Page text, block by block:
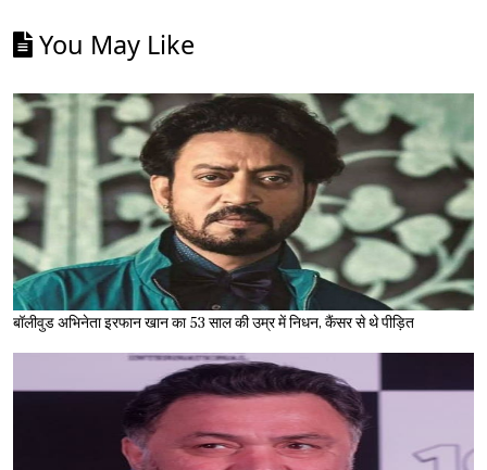
You May Like
बॉलीवुड अभिनेता इरफान खान का 53 साल की उम्र में निधन, कैंसर से थे पीड़ित